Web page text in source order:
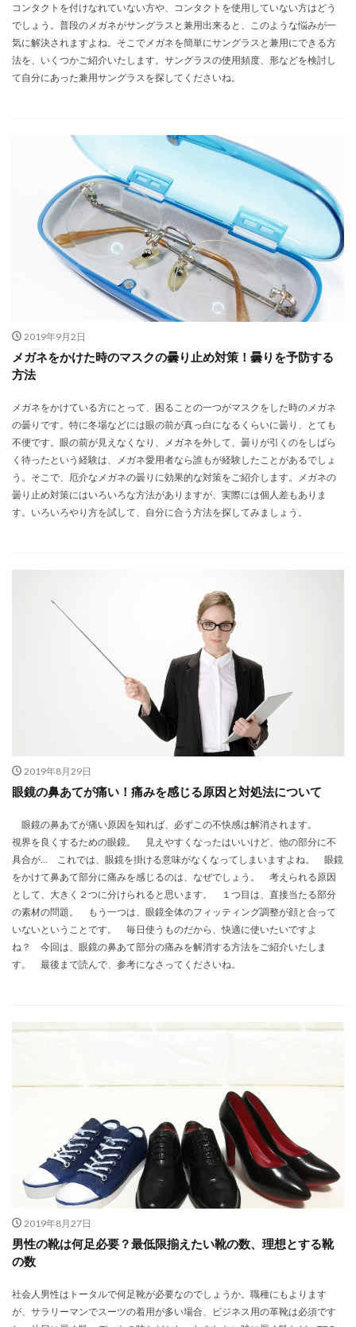
コンタクトを付けなれていない方や、コンタクトを使用していない方はどう
でしょう。普段のメガネがサングラスと兼用出来ると、このような悩みが一
気に解決されますよね。そこでメガネを簡単にサングラスと兼用にできる方
法を、いくつかご紹介いたします。サングラスの使用頻度、形などを検討し
て自分にあった兼用サングラスを探してくださいね。
2019年9月2日
メガネをかけた時のマスクの曇り止め対策！曇りを予防する
方法
メガネをかけている方にとって、困ることの一つがマスクをした時のメガネ
の曇りです。特に冬場などには眼の前が真っ白になるくらいに曇り、とても
不便です。眼の前が見えなくなり、メガネを外して、曇りが引くのをしばら
く待ったという経験は、メガネ愛用者なら誰もが経験したことがあるでしょ
う。そこで、厄介なメガネの曇りに効果的な対策をご紹介します。メガネの
曇り止め対策にはいろいろな方法がありますが、実際には個人差もありま
す。いろいろやり方を試して、自分に合う方法を探してみましょう。
2019年8月29日
眼鏡の鼻あてが痛い！痛みを感じる原因と対処法について
眼鏡の鼻あてが痛い原因を知れば、必ずこの不快感は解消されます。
視界を良くするための眼鏡。 見えやすくなったはいいけど、他の部分に不
具合が… これでは、眼鏡を掛ける意味がなくなってしまいますよね。 眼鏡
をかけて鼻あて部分に痛みを感じるのは、なぜでしょう。 考えられる原因
として、大きく２つに分けられると思います。 １つ目は、直接当たる部分
の素材の問題。 もう一つは、眼鏡全体のフィッティング調整が顔と合って
いないということです。 毎日使うものだから、快適に使いたいですよ
ね？ 今回は、眼鏡の鼻あて部分の痛みを解消する方法をご紹介いたしま
す。 最後まで読んで、参考になさってくださいね。
2019年8月27日
男性の靴は何足必要？最低限揃えたい靴の数、理想とする靴
の数
社会人男性はトータルで何足靴が必要なのでしょうか。職種にもよります
が、サラリーマンでスーツの着用が多い場合、ビジネス用の革靴は必須です